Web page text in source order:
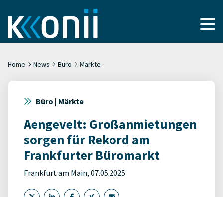
Home News Büro Märkte
Büro | Märkte
Aengevelt: Großanmietungen
sorgen für Rekord am
Frankfurter Büromarkt
Frankfurt am Main, 07.05.2025